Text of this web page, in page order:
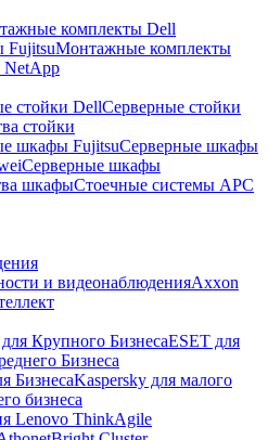
комплекты Dell
FujitsuМонтажные комплекты
стойки DellСерверные стойки
стойки
шкафы FujitsuСерверные шкафы
Серверные шкафы
шкафыСтоечные системы APC
и видеонаблюденияAxxon
Крупного БизнесаESET для
Бизнеса
БизнесаKaspersky для малого
бизнеса
Lenovo ThinkAgile